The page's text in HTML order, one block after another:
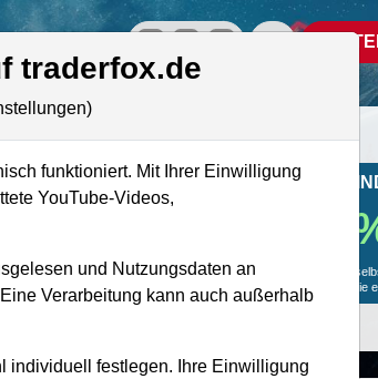
offizielle Social Media-Aktien- und
USD
USD
MONKEY-TRADER
21.5
Mit 21.5 % Wahrscheinlichkeit wird
agierende Trader mit dieser Aktie
traderfox.de
funktioniert. Mit Ihrer Einwilligung
YouTube-Videos,
und Nutzungsdaten an
Verarbeitung kann auch außerhalb
individuell festlegen. Ihre Einwilligung